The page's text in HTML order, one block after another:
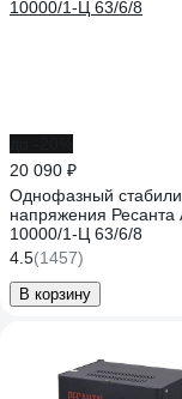
20 090 ₽
Однофазный
напряжения
10000/1-Ц 63/6/8
4.5(1457)
В корзину